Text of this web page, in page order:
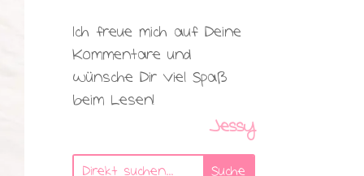
Ich freue mich auf Deine
Kommentare und
wünsche Dir viel Spaß
beim Lesen!
Jessy